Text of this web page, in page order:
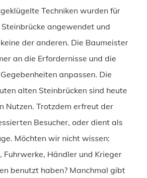
Techniken wurden für
angewendet und
der anderen. Die Baumeister
an die Erfordernisse und die
anpassen. Die
alten Steinbrücken sind heute
Nutzen. Trotzdem erfreut der
Besucher, oder dient als
Möchten wir nicht wissen:
Fuhrwerke, Händler und Krieger
benutzt haben? Manchmal gibt